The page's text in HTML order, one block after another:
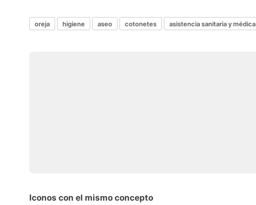
oreja higiene aseo cotonetes asistencia sanitaria y médica
Iconos con el mismo concepto